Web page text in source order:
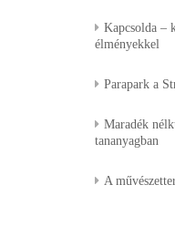
Kapcsolda –
élményekkel
Parapark a
Maradék
tananyagban
A